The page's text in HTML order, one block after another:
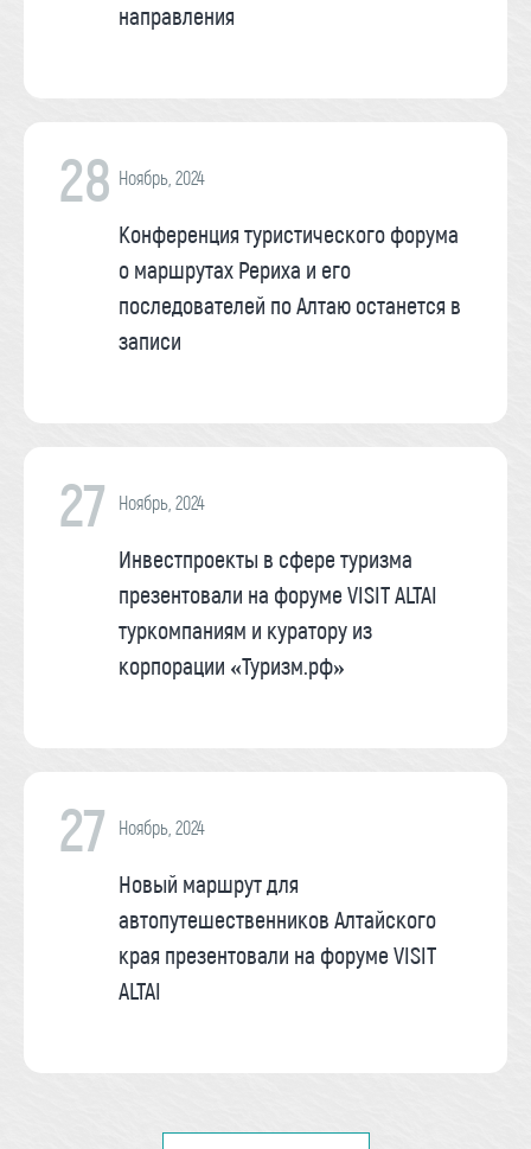
направления
28 Ноябрь, 2024
Конференция туристического форума
о маршрутах Рериха и его
последователей по Алтаю останется в
записи
27 Ноябрь, 2024
Инвестпроекты в сфере туризма
презентовали на форуме VISIT ALTAI
туркомпаниям и куратору из
корпорации «Туризм.рф»
27 Ноябрь, 2024
Новый маршрут для
автопутешественников Алтайского
края презентовали на форуме VISIT
ALTAI